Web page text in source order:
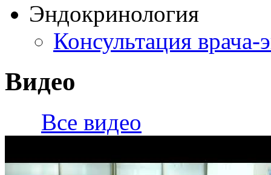
Эндокринология
Консультация врача-
Видео
Все видео